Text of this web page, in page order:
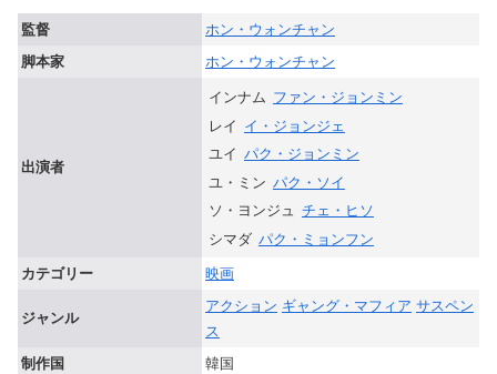
監督
ホン・ウォンチャン
脚本家
ホン・ウォンチャン
出演者
インナム ファン・ジョンミン
レイ イ・ジョンジェ
ユイ パク・ジョンミン
ユ・ミン パク・ソイ
ソ・ヨンジュ チェ・ヒソ
シマダ パク・ミョンフン
カテゴリー 映画
ジャンル
アクション ギャング・マフィア サスペン
ス
制作国
韓国